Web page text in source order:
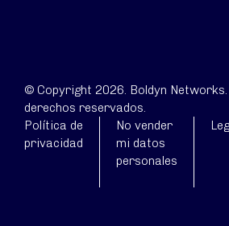
© Copyright 2026. Boldyn Networks.
derechos reservados.
Política de
privacidad
No vender
mi datos
personales